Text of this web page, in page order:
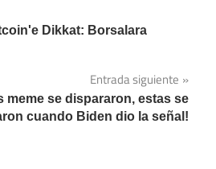
Dikkat: Borsalara
Entrada siguiente
meme se dispararon, estas se
cuando Biden dio la señal!